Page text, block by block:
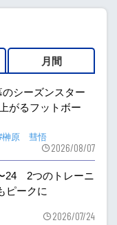
月間
のシーズンスター
がるフットボー
榊原 彗悟
2026/08/07
24 2つのトレーニ
ピークに
2026/07/24